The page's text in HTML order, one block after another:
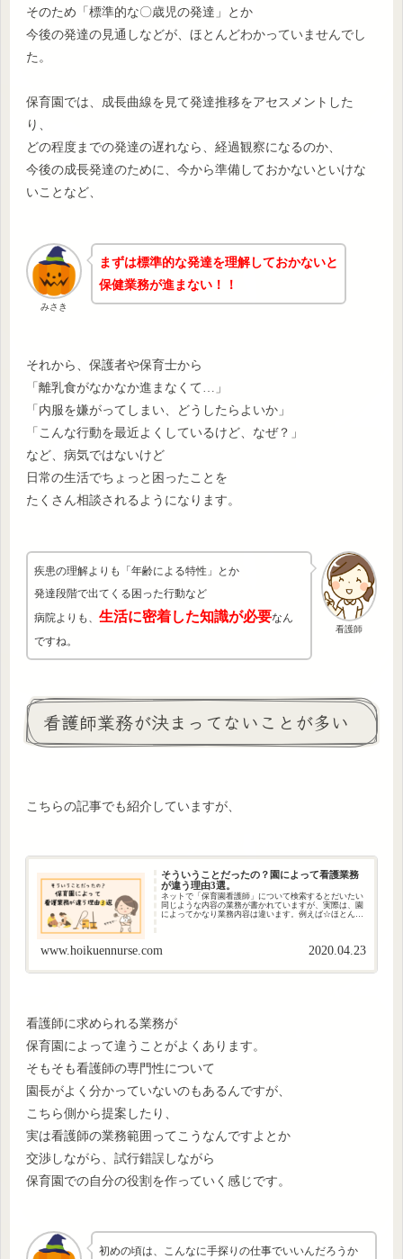
そのため「標準的な〇歳児の発達」とか
今後の発達の見通しなどが、ほとんどわかっていませんでし
た。
保育園では、成長曲線を見て発達推移をアセスメントした
り、
どの程度までの発達の遅れなら、経過観察になるのか、
今後の成長発達のために、今から準備しておかないといけな
いことなど、
みさき
まずは標準的な発達を理解しておかないと
保健業務が進まない！！
それから、保護者や保育士から
「離乳食がなかなか進まなくて…」
「内服を嫌がってしまい、どうしたらよいか」
「こんな行動を最近よくしているけど、なぜ？」
など、病気ではないけど
日常の生活でちょっと困ったことを
たくさん相談されるようになります。
看護師
疾患の理解よりも「年齢による特性」とか
発達段階で出てくる困った行動など
病院よりも、 生活に密着した知識が必要なん
ですね。
看護師業務が決まってないことが多い
こちらの記事でも紹介していますが、
そういうことだったの？園によって看護業務
が違う理由3選。
ネットで「保育園看護師」について検索するとだいたい
同じような内容の業務が書かれていますが、実際は、園
によってかなり業務内容は違います。例えば☆ほとんど
www.hoikuennurse.com 2020.04.23
看護師に求められる業務が
保育園によって違うことがよくあります。
そもそも看護師の専門性について
園長がよく分かっていないのもあるんですが、
こちら側から提案したり、
実は看護師の業務範囲ってこうなんですよとか
交渉しながら、試行錯誤しながら
保育園での自分の役割を作っていく感じです。
初めの頃は、こんなに手探りの仕事でいいんだろうか